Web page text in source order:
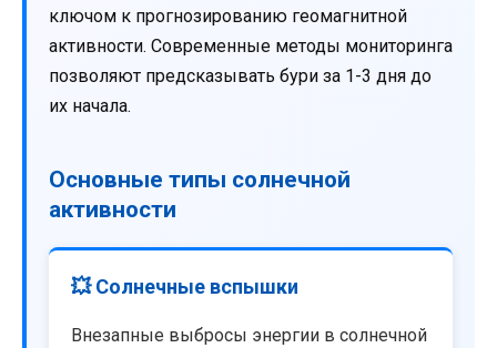
ключом к прогнозированию геомагнитной
активности. Современные методы мониторинга
позволяют предсказывать бури за 1-3 дня до
их начала.
Основные типы солнечной
активности
💥 Солнечные вспышки
Внезапные выбросы энергии в солнечной